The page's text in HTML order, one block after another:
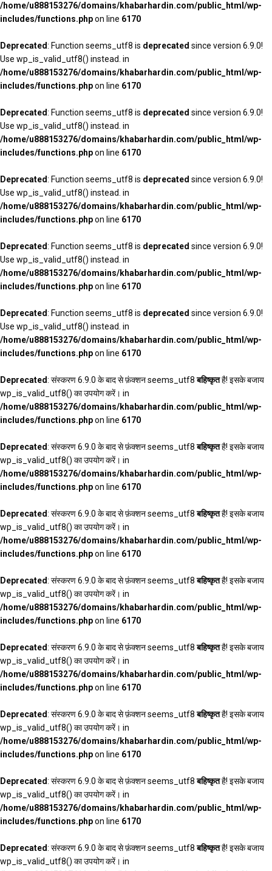
/home/u888153276/domains/khabarhardin.com/public_html/wp-
includes/functions.phpon line 6170
Deprecated: Function seems_utf8 is deprecated since version 6.9.0!
Use wp_is_valid_utf8() instead. in
/home/u888153276/domains/khabarhardin.com/public_html/wp-
includes/functions.phpon line 6170
Deprecated: Function seems_utf8 is deprecated since version 6.9.0!
Use wp_is_valid_utf8() instead. in
/home/u888153276/domains/khabarhardin.com/public_html/wp-
includes/functions.phpon line 6170
Deprecated: Function seems_utf8 is deprecated since version 6.9.0!
Use wp_is_valid_utf8() instead. in
/home/u888153276/domains/khabarhardin.com/public_html/wp-
includes/functions.phpon line 6170
Deprecated: Function seems_utf8 is deprecated since version 6.9.0!
Use wp_is_valid_utf8() instead. in
/home/u888153276/domains/khabarhardin.com/public_html/wp-
includes/functions.phpon line 6170
Deprecated: Function seems_utf8 is deprecated since version 6.9.0!
Use wp_is_valid_utf8() instead. in
/home/u888153276/domains/khabarhardin.com/public_html/wp-
includes/functions.phpon line 6170
Deprecated: संस्करण 6.9.0 के बाद से फ़ंक्शन seems_utf8बहिष्कृतहै! इसके बजाय
wp_is_valid_utf8() का उपयोग करें। in
/home/u888153276/domains/khabarhardin.com/public_html/wp-
includes/functions.phpon line 6170
Deprecated: संस्करण 6.9.0 के बाद से फ़ंक्शन seems_utf8बहिष्कृतहै! इसके बजाय
wp_is_valid_utf8() का उपयोग करें। in
/home/u888153276/domains/khabarhardin.com/public_html/wp-
includes/functions.phpon line 6170
Deprecated: संस्करण 6.9.0 के बाद से फ़ंक्शन seems_utf8बहिष्कृतहै! इसके बजाय
wp_is_valid_utf8() का उपयोग करें। in
/home/u888153276/domains/khabarhardin.com/public_html/wp-
includes/functions.phpon line 6170
Deprecated: संस्करण 6.9.0 के बाद से फ़ंक्शन seems_utf8बहिष्कृतहै! इसके बजाय
wp_is_valid_utf8() का उपयोग करें। in
/home/u888153276/domains/khabarhardin.com/public_html/wp-
includes/functions.phpon line 6170
Deprecated: संस्करण 6.9.0 के बाद से फ़ंक्शन seems_utf8बहिष्कृतहै! इसके बजाय
wp_is_valid_utf8() का उपयोग करें। in
/home/u888153276/domains/khabarhardin.com/public_html/wp-
includes/functions.phpon line 6170
Deprecated: संस्करण 6.9.0 के बाद से फ़ंक्शन seems_utf8बहिष्कृतहै! इसके बजाय
wp_is_valid_utf8() का उपयोग करें। in
/home/u888153276/domains/khabarhardin.com/public_html/wp-
includes/functions.phpon line 6170
Deprecated: संस्करण 6.9.0 के बाद से फ़ंक्शन seems_utf8बहिष्कृतहै! इसके बजाय
wp_is_valid_utf8() का उपयोग करें। in
/home/u888153276/domains/khabarhardin.com/public_html/wp-
includes/functions.phpon line 6170
Deprecated: संस्करण 6.9.0 के बाद से फ़ंक्शन seems_utf8बहिष्कृतहै! इसके बजाय
wp_is_valid_utf8() का उपयोग करें। in